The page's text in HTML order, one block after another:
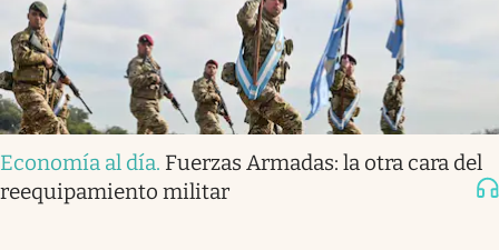
Economía al día. Fuerzas Armadas: la otra cara del
reequipamiento militar